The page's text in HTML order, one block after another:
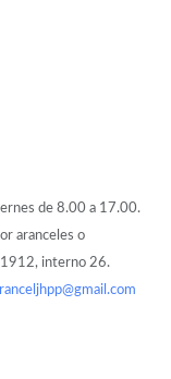
de 8.00 a 17.00.
aranceles o
1912, interno 26.